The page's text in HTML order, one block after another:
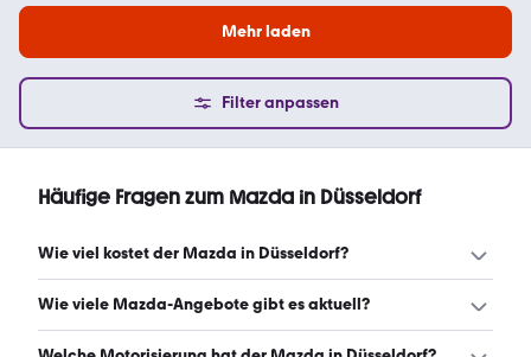
Mehr laden
Filter anpassen
Häufige Fragen zum Mazda in Düsseldorf
Wie viel kostet der Mazda in Düsseldorf?
Ein guter Preis für einen Mazda in Düsseldorf liegt
starten ab 108 € monatlich. (Stand: 10.8.2026)
Wie viele Mazda-Angebote gibt es aktuell?
Es gibt insgesamt 665 Mazda bei mobile.de, davon 585